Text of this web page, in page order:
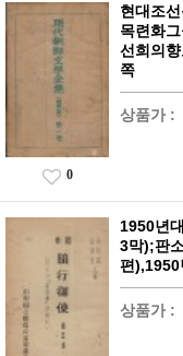
현대조
목련화
선희의
쪽
상품가 :
0
1950년
3막);판
편),1950
상품가 :